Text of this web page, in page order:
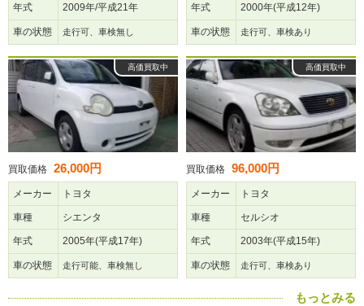
年式 2009年/平成21年
車の状態 走行可、車検無し
年式 2000年(平成12年)
車の状態 走行可、車検あり
高価買取中
買取価格 26,000円
メーカー トヨタ
車種 シエンタ
年式 2005年(平成17年)
車の状態 走行可能、車検無し
高価買取中
買取価格 96,000円
メーカー トヨタ
車種 セルシオ
年式 2003年(平成15年)
車の状態 走行可、車検あり
もっとみる